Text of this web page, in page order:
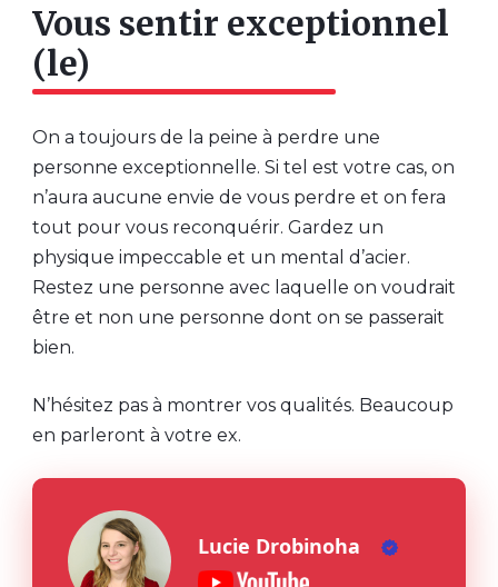
Vous sentir exceptionnel
(le)
On a toujours de la peine à perdre une
personne exceptionnelle. Si tel est votre cas, on
n’aura aucune envie de vous perdre et on fera
tout pour vous reconquérir. Gardez un
physique impeccable et un mental d’acier.
Restez une personne avec laquelle on voudrait
être et non une personne dont on se passerait
bien.
N’hésitez pas à montrer vos qualités. Beaucoup
en parleront à votre ex.
Lucie Drobinoha